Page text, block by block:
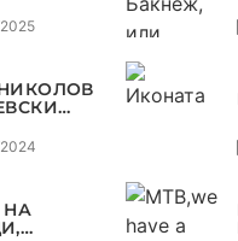
24/25 СО
СЛАВЕ
ДА
НА